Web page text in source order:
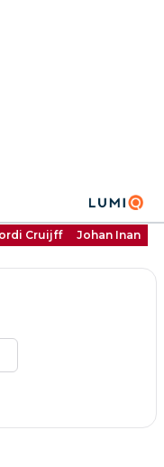
Cruijff
Johan Inan